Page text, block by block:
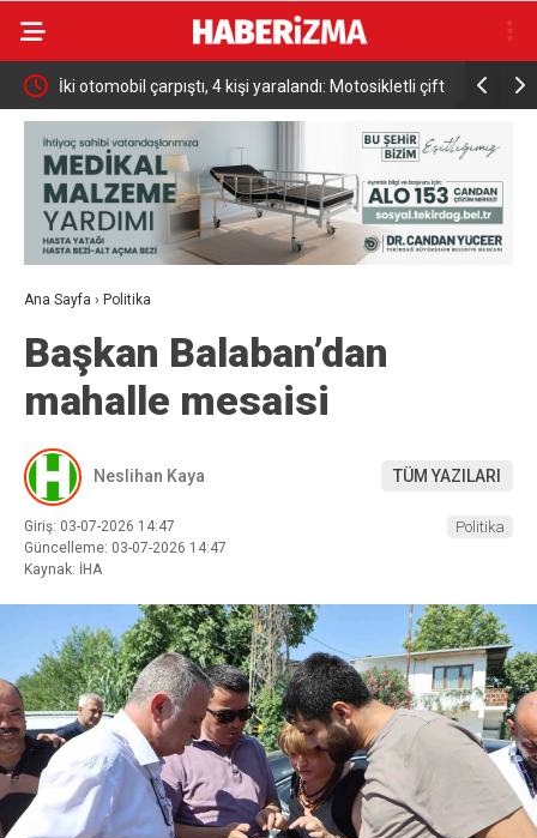
İki otomobil çarpıştı, 4 kişi yaralandı: Motosikletli çift
kazadan kıl payı kurtuldu
Türkiye
Altın
Ana Sayfa › Politika
Başkan Balaban’dan
mahalle mesaisi
Neslihan Kaya TÜM YAZILARI
Giriş: 03-07-2026 14:47
Güncelleme: 03-07-2026 14:47
Kaynak: İHA
Politika